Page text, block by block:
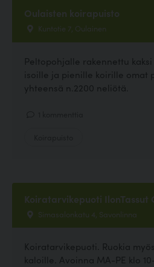
Oulaisten koirapuisto
Kuntotie 7, Oulainen
Peltopohjalle rakennettu
isoille ja pienille koirille omat
yhteensä n.2200 neliötä.
Koiratarvikepuoti IlonTassut
Simasalonkatu 4, Savonlinna
Koiratarvikepuoti. Ruokia
kaloille. Avoinna MA-PE klo 10-